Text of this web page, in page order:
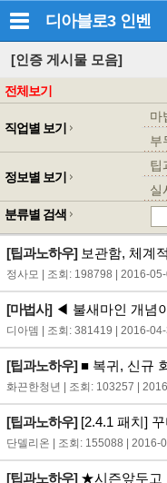
디아블로3 인벤
[인증 게시물 모음]
전체보기
직업별 보기
마
부
정보별 보기
팁
실
분류별 검색
[팁과노하우]보관함, 체계
정사모 | 조회: 198798 | 2016-
[마법사]◀ 불새마인 개념
디아뎀 | 조회: 381419 | 2016-
[팁과노하우]■ 복귀, 신규
화끈한청년 | 조회: 103257 |
[팁과노하우][2.4.1 패치]
단델리온 | 조회: 155088 | 2016-
[팁과노하우]★시즌앞두고